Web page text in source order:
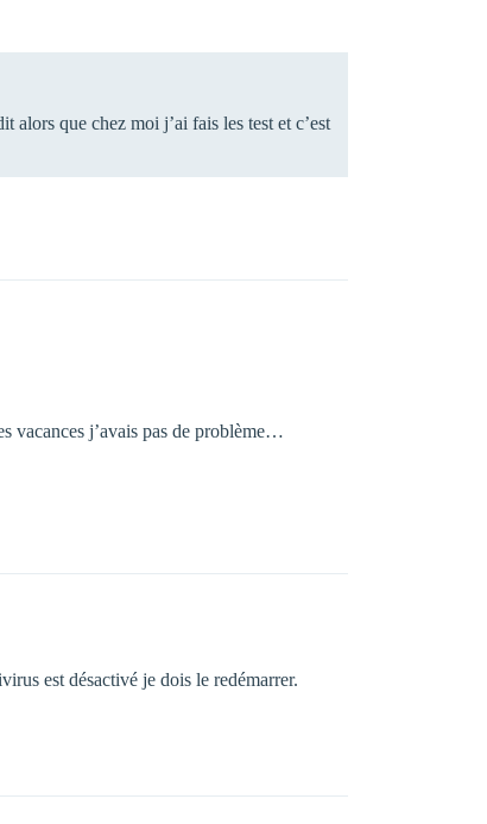
alors que chez moi j’ai fais les test et c’est
vacances j’avais pas de problème…
est désactivé je dois le redémarrer.